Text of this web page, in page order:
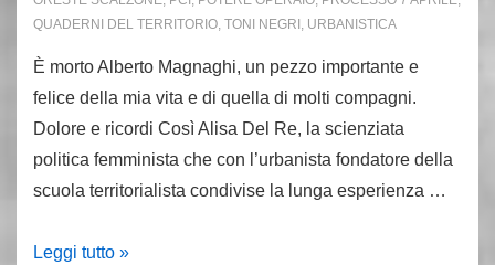
QUADERNI DEL TERRITORIO, TONI NEGRI , URBANISTICA
È morto Alberto Magnaghi, un pezzo importante e
felice della mia vita e di quella di molti compagni.
Dolore e ricordi Così Alisa Del Re, la scienziata
politica femminista che con l’urbanista fondatore della
scuola territorialista condivise la lunga esperienza …
21.9.23:
Leggi tutto »